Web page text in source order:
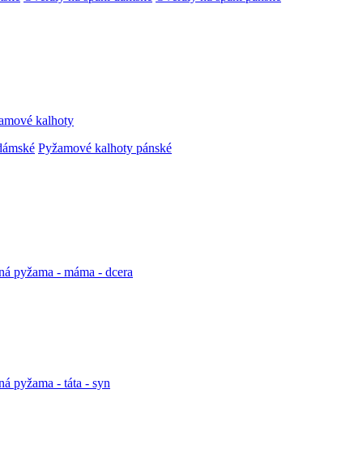
kalhoty
Pyžamové kalhoty pánské
pyžama - máma - dcera
pyžama - táta - syn